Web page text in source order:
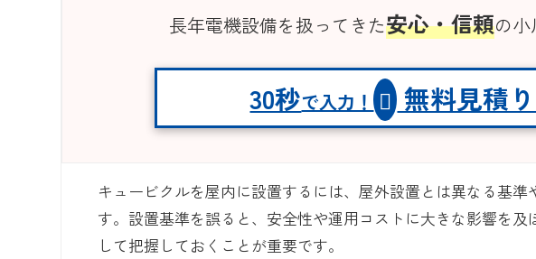
長年電機設備を扱ってきた安心・信頼の
30秒で入力！ 無料見積
キュービクルを屋内に設置するには、屋外設置とは異なる基
す。設置基準を誤ると、安全性や運用コストに大きな影響を
して把握しておくことが重要です。